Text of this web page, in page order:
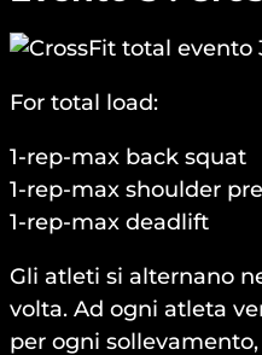
For total load:
1-rep-max back squat
1-rep-max shoulder
1-rep-max deadlift
Gli atleti si alternano
volta. Ad ogni atleta
per ogni